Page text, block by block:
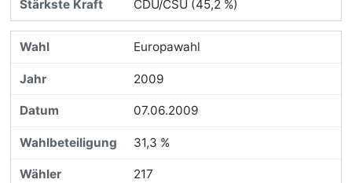
CDU/CSU (45,2 %)
Europawahl
2009
07.06.2009
31,3 %
217